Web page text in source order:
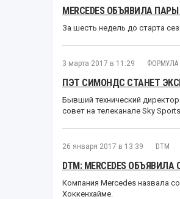
MERCEDES ОБЪЯВИЛА
За шесть недель до старта
3 марта 2017 в 11:29 ФОРМУЛА
ПЭТ СИМОНДС СТАНЕТ
Бывший технический
совет на телеканале Sky Sports.
26 января 2017 в 13:39 DTM
DTM: MERCEDES
Компания Mercedes назвала
Хоккенхайме.